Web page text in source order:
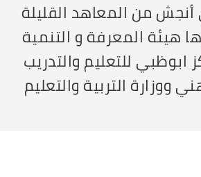
من المعاهد القليلة
هيئة المعرفة و التنمية
ابوظبي للتعليم والتدريب
ووزارة التربية والتعليم